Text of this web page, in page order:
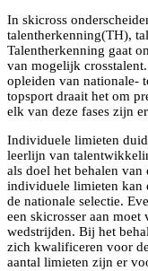
In skicross
talentherkenning(TH),
Talentherkenning gaat
van mogelijk
opleiden van nationale-
topsport draait het om
elk van deze fases zijn
Individuele limieten
leerlijn van
als doel het behalen
individuele limieten kan
de nationale selectie.
een skicrosser aan
wedstrijden. Bij het
zich kwalificeren voor
aantal limieten zijn er